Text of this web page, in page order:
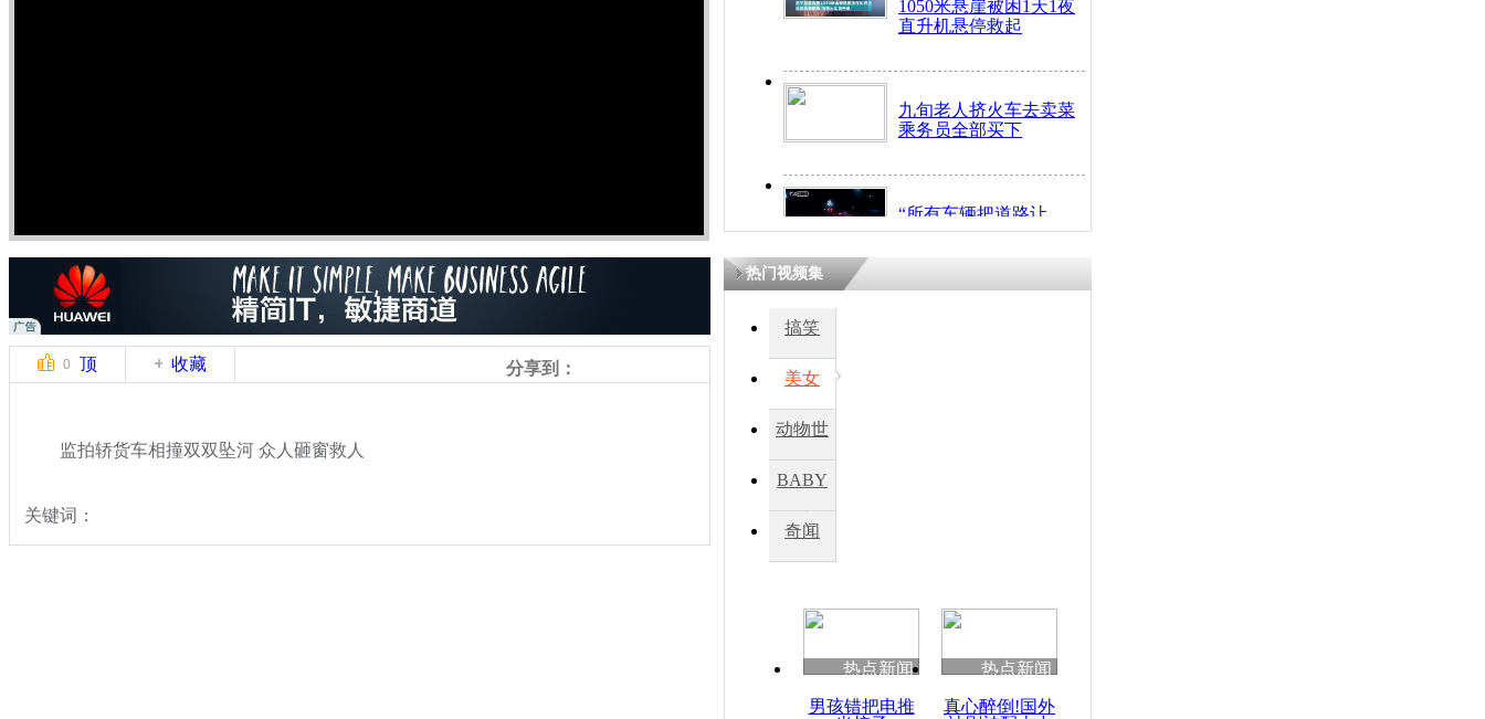
1050米悬崖被困1天1夜
直升机悬停救起
九旬老人挤火车去卖菜
乘务员全部买下
“所有车辆把道路让
开！”儿童突发疾病交
因
度苗族花山节
0 顶 收藏 分享到：
监拍轿货车相撞双双坠河 众人砸窗救人
关键词：
热门视频集
搞笑
美女
动物世
BABY
秀
奇闻
热点新闻
男孩错把电推
热点新闻
真心醉倒!国外